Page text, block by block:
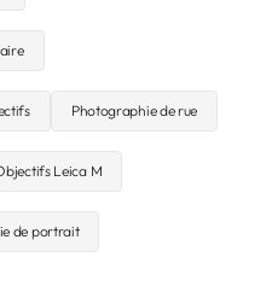
Photographie de rue
Leica M
de portrait